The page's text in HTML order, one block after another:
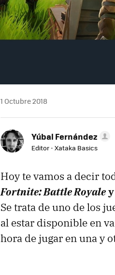
1 Octubre 2018
Yúbal Fernández
Editor - Xataka Basics
Hoy te vamos a decir
Fortnite: Battle Royale
Se trata de uno de los
al estar disponible en
hora de jugar en una y